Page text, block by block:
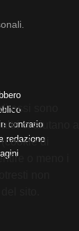
contrario
redazione
essi sono
ci aiutano a
di
o meno i
non